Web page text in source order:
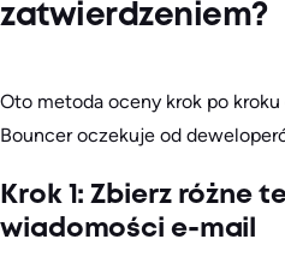
zatwierdzeniem?
Oto metoda oceny krok po
Bouncer oczekuje od
Krok 1: Zbierz różne
wiadomości e-mail